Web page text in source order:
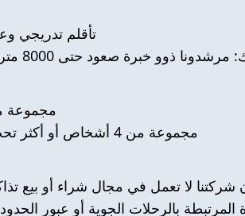
تأقلم تدريجي
صعود حتى 8000 متر — وهذا هو ضمان أن صعود أرارات سيتم على أعلى مستوى!
مجموعة من 1 إلى 3 أشخاص تحت إشراف مرشد
مجموعة من 4 أشخاص أو أكثر تحت إشراف مرشد من فريق Mountainguide — 1100 دولار.
لا تعمل في مجال شراء أو بيع
المرتبطة بالرحلات الجوية أو عبور